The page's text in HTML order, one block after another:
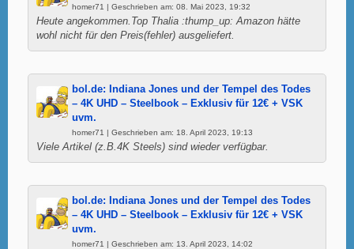
homer71 | Geschrieben am: 08. Mai 2023, 19:32
Heute angekommen.Top Thalia :thump_up: Amazon hätte
wohl nicht für den Preis(fehler) ausgeliefert.
bol.de: Indiana Jones und der Tempel des Todes
– 4K UHD – Steelbook – Exklusiv für 12€ + VSK
uvm.
homer71 | Geschrieben am: 18. April 2023, 19:13
Viele Artikel (z.B.4K Steels) sind wieder verfügbar.
bol.de: Indiana Jones und der Tempel des Todes
– 4K UHD – Steelbook – Exklusiv für 12€ + VSK
uvm.
homer71 | Geschrieben am: 13. April 2023, 14:02